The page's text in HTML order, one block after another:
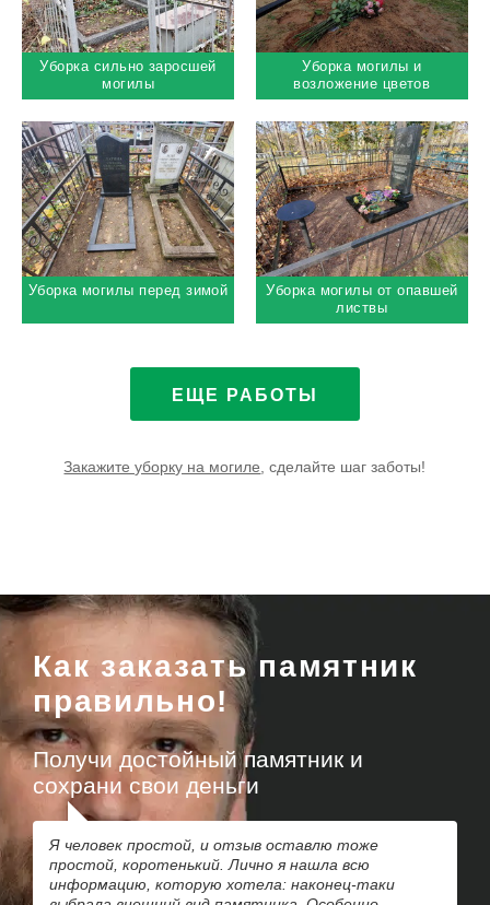
Уборка сильно заросшей
могилы
Уборка могилы перед зимой
Уборка могилы и
возложение цветов
Уборка могилы от опавшей
листвы
ЕЩЕ РАБОТЫ
Закажите уборку на могиле , сделайте шаг заботы!
Как заказать памятник
правильно!
Получи достойный памятник и
сохрани свои деньги
Я человек простой, и отзыв оставлю тоже
простой, коротенький. Лично я нашла всю
информацию, которую хотела: наконец-таки